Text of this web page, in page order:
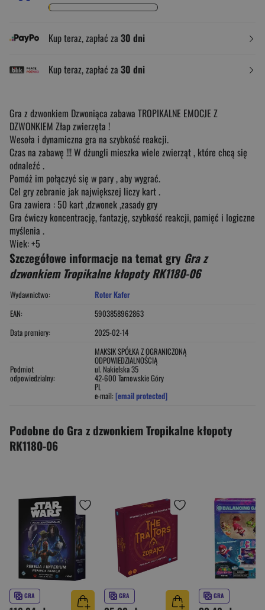
Kup teraz, zapłać za 30 dni
Kup teraz, zapłać za 30 dni
Gra z dzwonkiem Dzwoniąca zabawa TROPIKALNE EMOCJE Z
DZWONKIEM Złap zwierzęta !
Wesoła i dynamiczna gra na szybkość reakcji.
Czas na zabawę !!! W dżungli mieszka wiele zwierząt , które chcą się
odnaleźć .
Pomóż im połączyć się w pary , aby wygrać.
Cel gry zebranie jak największej liczy kart .
Gra zawiera : 50 kart ,dzwonek ,zasady gry
Gra ćwiczy koncentrację, fantazję, szybkość reakcji, pamięć i logiczne
myślenia .
Wiek: +5
Szczegółowe informacje na temat gry Gra z
dzwonkiem Tropikalne kłopoty RK1180-06
Wydawnictwo:
Roter Kafer
EAN:
5903858962863
Data premiery:
2025-02-14
Podmiot
odpowiedzialny:
MAKSIK SPÓŁKA Z OGRANICZONĄ
ODPOWIEDZIALNOŚCIĄ
ul. Nakielska 35
42-600 Tarnowskie Góry
PL
e-mail: [email protected]
Podobne do Gra z dzwonkiem Tropikalne kłopoty
RK1180-06
GRA GRA GRA